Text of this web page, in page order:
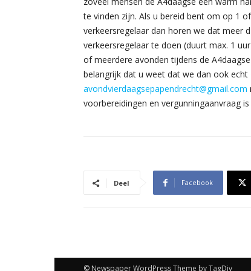
te vinden zijn. Als u bereid bent om op 1
verkeersregelaar dan horen we dat meer
verkeersregelaar te doen (duurt max. 1
of meerdere avonden tijdens de
belangrijk dat u weet dat we dan ook
avondvierdaagsepapendrecht@gmail.com
voorbereidingen en vergunningaanvraag
Deel Facebook
© Newspaper WordPress Theme by TagDiv